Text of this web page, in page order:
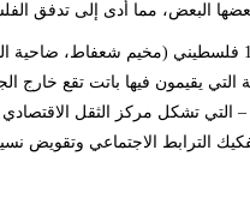
البعض، مما أدى إلى تدفق
يتمثل أحد الآثار المباشرة لجدار الضم والتوسع في عزل حوالي
يقيمون فيها باتت تقع خارج
تشكل مركز الثقل
الترابط الاجتماعي وتقويض نسيج